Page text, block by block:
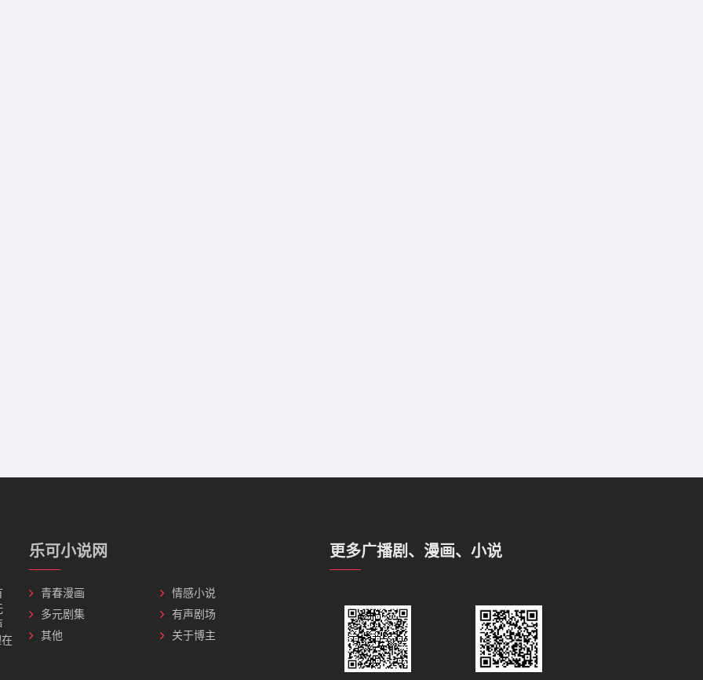
乐可小说网
青春漫画
情感小说
多元剧集
有声剧场
其他
关于博主
更多广播剧、漫画、小说